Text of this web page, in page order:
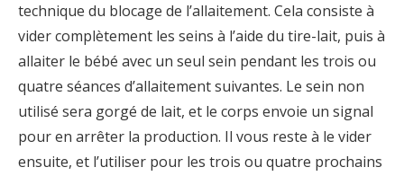
technique du blocage de l’allaitement. Cela consiste à
vider complètement les seins à l’aide du tire-lait, puis à
allaiter le bébé avec un seul sein pendant les trois ou
quatre séances d’allaitement suivantes. Le sein non
utilisé sera gorgé de lait, et le corps envoie un signal
pour en arrêter la production. Il vous reste à le vider
ensuite, et l’utiliser pour les trois ou quatre prochains